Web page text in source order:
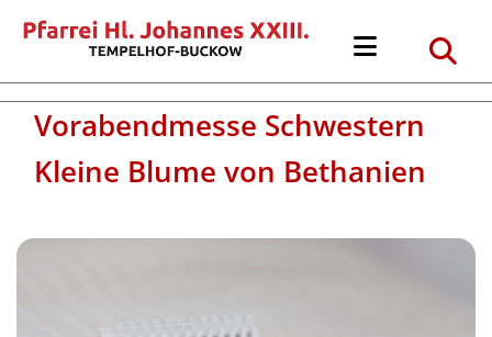
Vorabendmesse Schwestern
Kleine Blume von Bethanien